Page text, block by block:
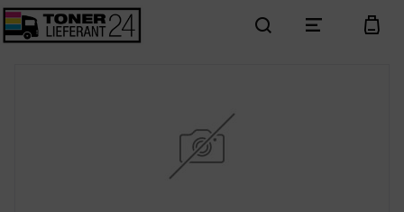
search menu cart